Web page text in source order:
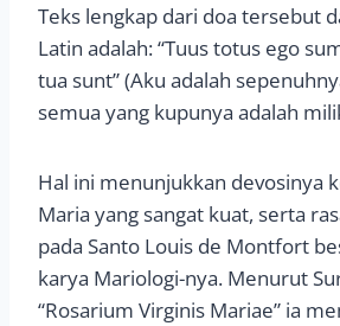
Teks lengkap dari doa tersebut
Latin adalah: “Tuus totus ego
tua sunt” (Aku adalah
semua yang kupunya adalah
Hal ini menunjukkan devosinya
Maria yang sangat kuat, serta
pada Santo Louis de Montfort
karya Mariologi-nya. Menurut
“Rosarium Virginis Mariae” ia